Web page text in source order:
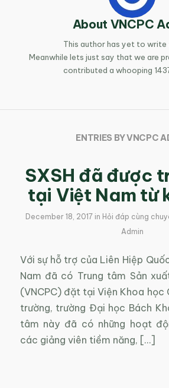
About VNCPC
This author has yet to write
Meanwhile lets just say that we are
contributed a whooping
ENTRIES BY VNCPC
SXSH đã được
tại Việt Nam từ
December 18, 2017 in Hỏi đáp cùng
Admin
Với sự hỗ trợ của Liên Hiệp
Nam đã có Trung tâm Sản
(VNCPC) đặt tại Viện Khoa học
trường, trường Đại học Bách
tâm này đã có những hoạt
các giảng viên tiềm năng, […]